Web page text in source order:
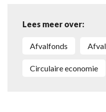
Lees meer over:
Afvalfonds
circulaire economie